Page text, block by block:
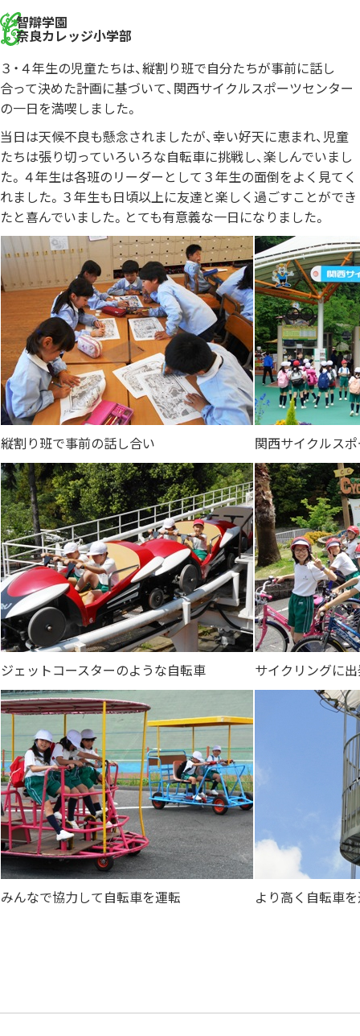
智辯学園
奈良カレッジ小学部
３・４年生の児童たちは、縦割り班で自分たちが事前に話し
合って決めた計画に基づいて、関西サイクルスポーツセンター
の一日を満喫しました。
当日は天候不良も懸念されましたが、幸い好天に恵まれ、児童
たちは張り切っていろいろな自転車に挑戦し、楽しんでいまし
た。４年生は各班のリーダーとして３年生の面倒をよく見てく
れました。３年生も日頃以上に友達と楽しく過ごすことができ
たと喜んでいました。とても有意義な一日になりました。
縦割り班で事前の話し合い 関西サイクルス
ジェットコースターのような自転車 サイクリングに
みんなで協力して自転車を運転 より高く自転車